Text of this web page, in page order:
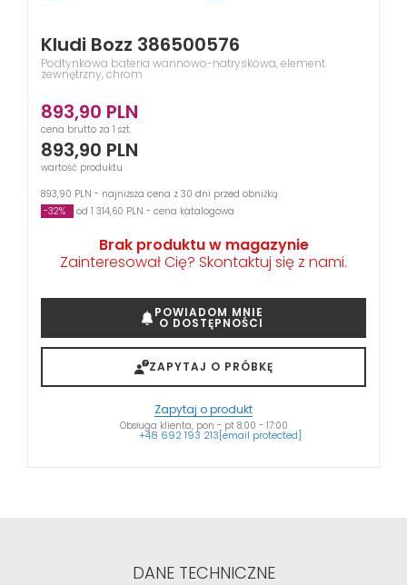
Kludi Bozz 386500576
Podtynkowa bateria wannowo-natryskowa, element
zewnętrzny, chrom
893,90 PLN
cena brutto za 1 szt.
893,90 PLN
wartość produktu
893,90 PLN - najniższa cena z 30 dni przed obniżką
-32%
od 1 314,60 PLN - cena katalogowa
Brak produktu w magazynie
Zainteresował Cię? Skontaktuj się z nami.
POWIADOM MNIE
O DOSTĘPNOŚCI
ZAPYTAJ O PRÓBKĘ
Zapytaj o produkt
Obsługa klienta, pon - pt 8:00 - 17:00
+48 692 193 213[email protected]
DANE TECHNICZNE